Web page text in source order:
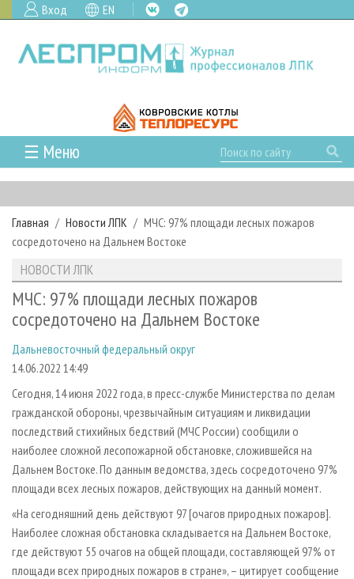
Вход EN
☰ Меню
ГЛАВНАЯ
РУБРИКИ И ТЕМЫ
РУБРИКИ ЖУРНАЛА
ЛЕСОЗАГОТОВКА
ЛЕСОПИЛЕНИЕ
СУШКА ДРЕВЕСИНЫ
ПРОИЗВОДСТВО ДРЕВЕСНЫХ ПЛИТ
ДЕРЕВЯННОЕ ДОМОСТРОЕНИЕ
ПРОИЗВОДСТВО МЕБЕЛИ
БИОЭНЕРГЕТИКА
ЦБП
ИНСТРУМЕНТ И МАТЕРИАЛЫ
НОВОСТИ
НОВОСТИ ЛПК
НОВОСТИ ЖУРНАЛА
ПРОЕКТЫ ЛПИ
АНАЛИТИКА
ПРЕДПРИЯТИЯ ЛПК
ПЕРСОНЫ
МОБИЛЬНЫЕ ВЫСТАВКИ
ОФИЦИАЛЬНЫЕ ДЕЛЕГАЦИИ
ПРИОРИТЕТНЫЕ ИНВЕСТПРОЕКТЫ
RUSSIAN FORESTRY REVIEW
ГАЗЕТА ЛЕСПРОМФОРУМ
БИБЛИОТЕКА СПЕЦИАЛИСТА
АРХИВ
АРХИВ ЖУРНАЛОВ
О ЖУРНАЛЕ
КОНТАКТЫ
РЕКЛАМОДАТЕЛЯМ
РЕКЛАМА
РЕКЛАМА НА САЙТЕ
Главная Новости ЛПК
МЧС: 97% площади лесных пожаров
сосредоточено на Дальнем Востоке
НОВОСТИ ЛПК
МЧС: 97% площади лесных пожаров
сосредоточено на Дальнем Востоке
Дальневосточный федеральный округ
14.06.2022 14:49
Сегодня, 14 июня 2022 года, в пресс-службе Министерства по делам
гражданской обороны, чрезвычайным ситуациям и ликвидации
последствий стихийных бедствий (МЧС России) сообщили о
наиболее сложной лесопожарной обстановке, сложившейся на
Дальнем Востоке. По данным ведомства, здесь сосредоточено 97%
площади всех лесных пожаров, действующих на данный момент.
«На сегодняшний день действуют 97 [очагов природных пожаров].
Наиболее сложная обстановка складывается на Дальнем Востоке,
где действуют 55 очагов на общей площади, составляющей 97% от
площади всех природных пожаров в стране», – цитирует сообщение